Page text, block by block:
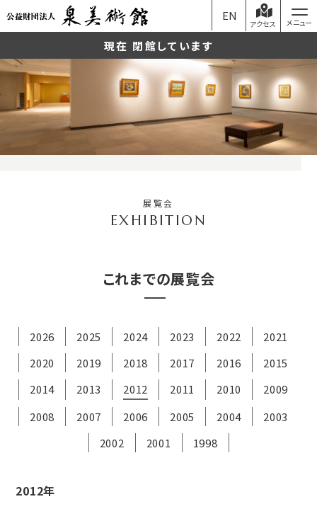
EN
現在 閉館しています
アクセス
展覧会
これまでの展覧会
2026 2025 2024 2023 2022
2021
2020
2019 2018 2017 2016
2015
2014
2013 2012 2011 2010
2009
2008
2007 2006 2005 2004
2003
2002
2001 1998
2012年